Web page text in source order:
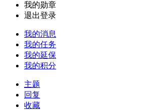
我的勋章
退出登录
我的消息
我的任务
我的延保
我的积分
主题
回复
收藏